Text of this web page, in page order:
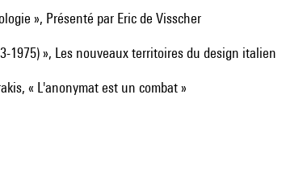
», Présenté par Eric de Visscher
1975) », Les nouveaux territoires du design italien
« L'anonymat est un combat »